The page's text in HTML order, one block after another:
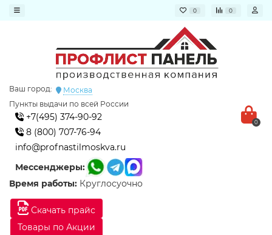
0 0
Скачать прайс
Товары по Акции
Ваш город:
Москва
Пункты выдачи по всей России
+7(495) 374-90-92
8 (800) 707-76-94
info@profnastilmoskva.ru
Мессенджеры:
Время работы: Круглосуочно
0